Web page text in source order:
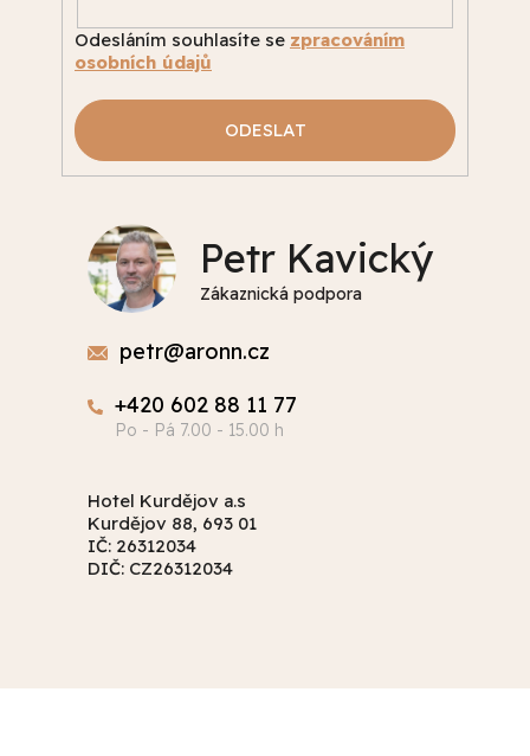
Odesláním souhlasíte se zpracováním
osobních údajů
ODESLAT
Petr Kavický
Zákaznická podpora
petr@aronn.cz
+420 602 88 11 77
Hotel Kurdějov a.s
Kurdějov 88, 693 01
IČ: 26312034
DIČ: CZ26312034